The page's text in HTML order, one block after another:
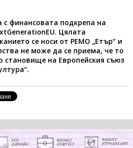
с финансовата подкрепа на
Цялата
се носи от РЕМО „Етър“ и
не може да се приема, че то
становище на Европейския съюз